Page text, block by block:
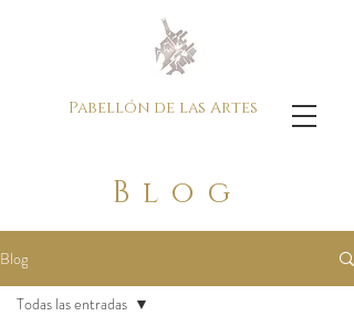
Pabellón de las Artes
Blog
Blog
Todas las entradas